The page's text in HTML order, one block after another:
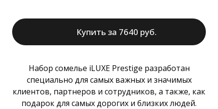
Купить за 7640 руб.
Набор сомелье iLUXE Prestige разработан
специально для самых важных и значимых
клиентов, партнеров и сотрудников, а также, как
подарок для самых дорогих и близких людей.